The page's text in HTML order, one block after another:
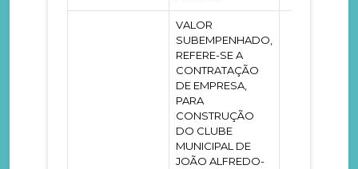
VALOR
SUBEMPENHADO,
REFERE-SE A
CONTRATAÇÃO
DE EMPRESA,
PARA
CONSTRUÇÃO
DO CLUBE
MUNICIPAL DE
JOÃO ALFREDO-